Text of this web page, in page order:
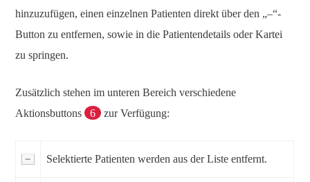
hinzuzufügen, einen einzelnen Patienten direkt über den „–“-
Button zu entfernen, sowie in die Patientendetails oder Kartei
zu springen.
Zusätzlich stehen im unteren Bereich verschiedene
Aktionsbuttons
6 zur Verfügung:
Selektierte Patienten werden aus der Liste entfernt.